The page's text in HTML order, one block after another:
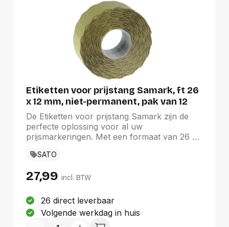
Etiketten voor prijstang Samark, ft 26
x 12 mm, niet-permanent, pak van 12
rollen
De Etiketten voor prijstang Samark zijn de
perfecte oplossing voor al uw
prijsmarkeringen. Met een formaat van 26 x
bieden deze etiketten flexibiliteit en
rollen, met in totaal 1500 etiketten per rol,
Deze witte etiketten zijn ideaal voor zowel
retail als opslag, waardoor ze een praktische
keuze zijn voor elke organisatie.
SATO
27,99 incl. BTW
26 direct leverbaar
Volgende werkdag in huis